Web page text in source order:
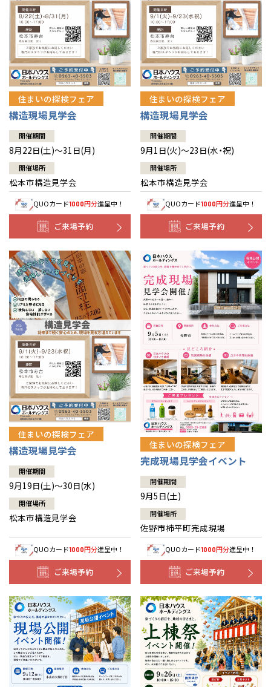
住まいの探検フェア
構造現場見学会
開催期間
8月22日(土)～31日(月)
開催場所
松本市構造見学会
QUOカード1000円分進呈中！
ご来場予約
住まいの探検フェア
構造現場見学会
開催期間
9月1日(火)～23日(水・祝)
開催場所
松本市構造見学会
QUOカード1000円分進呈中！
ご来場予約
住まいの探検フェア
構造現場見学会
開催期間
9月19日(土)～30日(水)
開催場所
松本市構造見学会
QUOカード1000円分進呈中！
ご来場予約
住まいの探検フェア
完成現場見学会イベント
開催期間
9月5日(土)
開催場所
佐野市柿平町完成現場
QUOカード1000円分進呈中！
ご来場予約